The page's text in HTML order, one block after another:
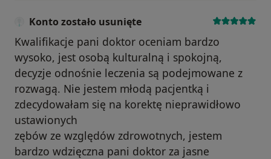
Konto zostało usunięte
Kwalifikacje pani doktor oceniam bardzo
wysoko, jest osobą kulturalną i spokojną,
decyzje odnośnie leczenia są podejmowane z
rozwagą. Nie jestem młodą pacjentką i
zdecydowałam się na korektę nieprawidłowo
ustawionych
zębów ze względów zdrowotnych, jestem
bardzo wdzięczna pani doktor za jasne